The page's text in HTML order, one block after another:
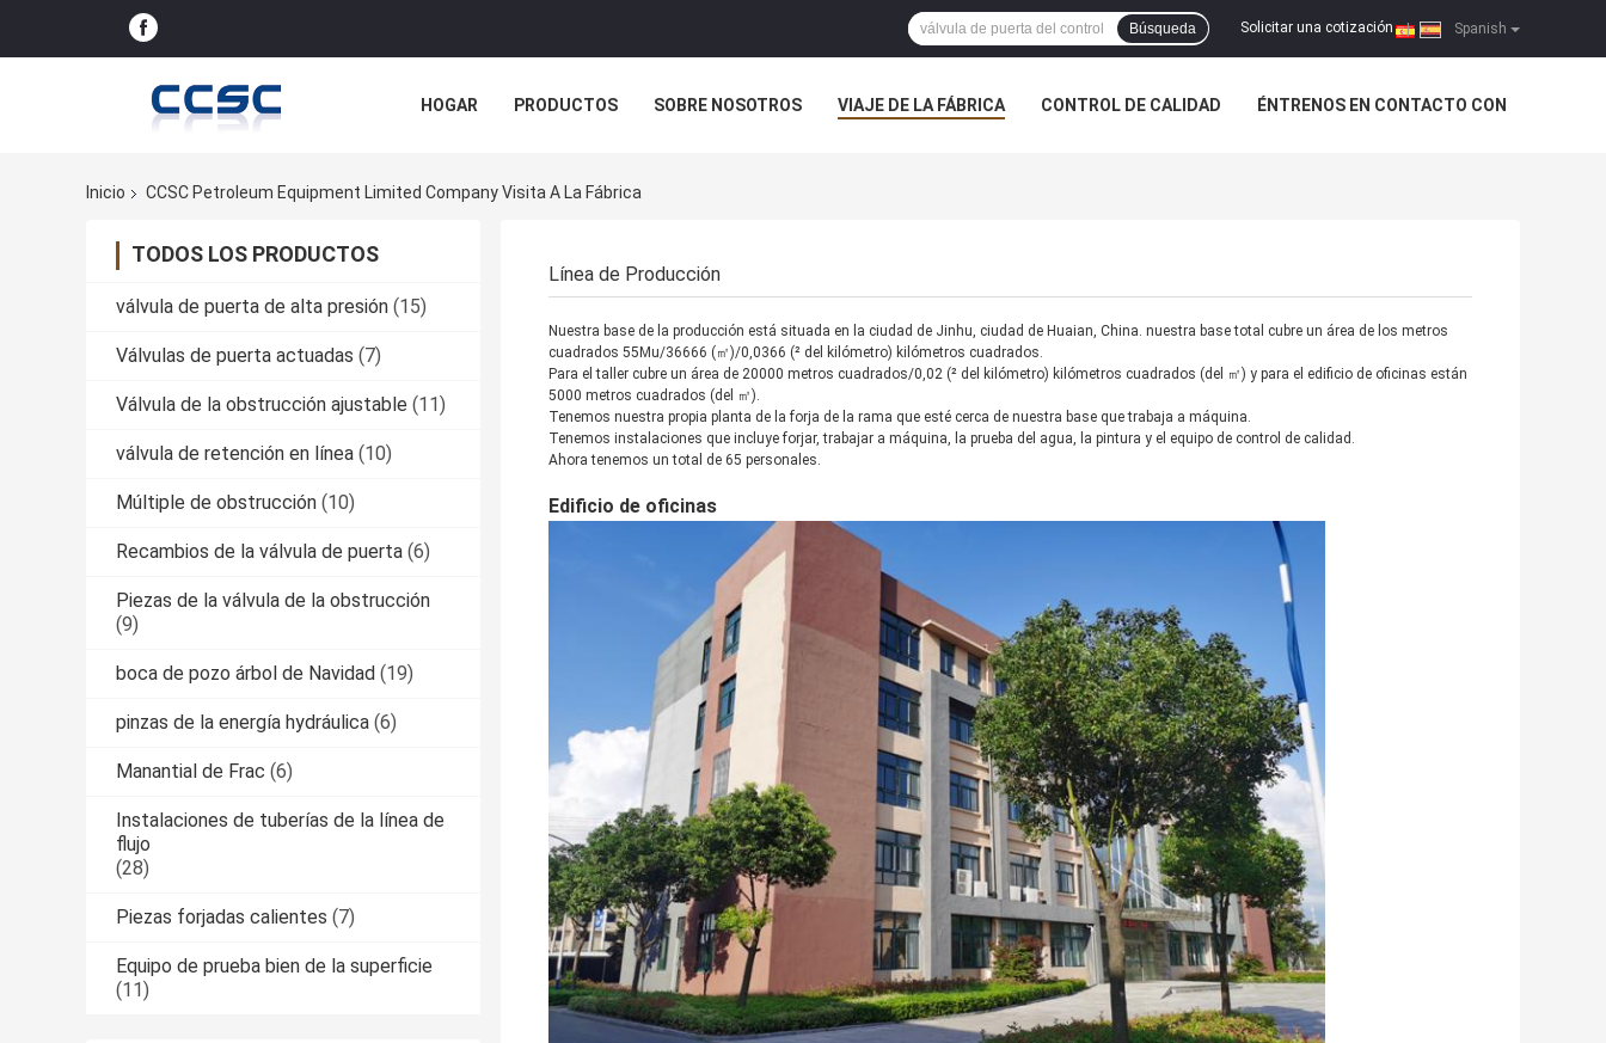
Spanish
Solicitar una cotización |
Búsqueda
HOGAR PRODUCTOS SOBRE NOSOTROS VIAJE DE LA FÁBRICA CONTROL DE CALIDAD ÉNTRENOS EN CONTACTO CON
Inicio
CCSC Petroleum Equipment Limited Company Visita A La Fábrica
TODOS LOS PRODUCTOS
válvula de puerta de alta presión (15)
Válvulas de puerta actuadas (7)
Válvula de la obstrucción ajustable (11)
válvula de retención en línea (10)
Múltiple de obstrucción (10)
Recambios de la válvula de puerta (6)
Piezas de la válvula de la obstrucción
(9)
boca de pozo árbol de Navidad (19)
pinzas de la energía hydráulica (6)
Manantial de Frac (6)
Instalaciones de tuberías de la línea de
flujo
(28)
Piezas forjadas calientes (7)
Equipo de prueba bien de la superficie
(11)
Línea de Producción
Nuestra base de la producción está situada en la ciudad de Jinhu, ciudad de Huaian, China. nuestra base total cubre un área de los metros
cuadrados 55Mu/36666 (㎡)/0,0366 (² del kilómetro) kilómetros cuadrados.
Para el taller cubre un área de 20000 metros cuadrados/0,02 (² del kilómetro) kilómetros cuadrados (del ㎡) y para el edificio de oficinas están
5000 metros cuadrados (del ㎡).
Tenemos nuestra propia planta de la forja de la rama que esté cerca de nuestra base que trabaja a máquina.
Tenemos instalaciones que incluye forjar, trabajar a máquina, la prueba del agua, la pintura y el equipo de control de calidad.
Ahora tenemos un total de 65 personales.
Edificio de oficinas